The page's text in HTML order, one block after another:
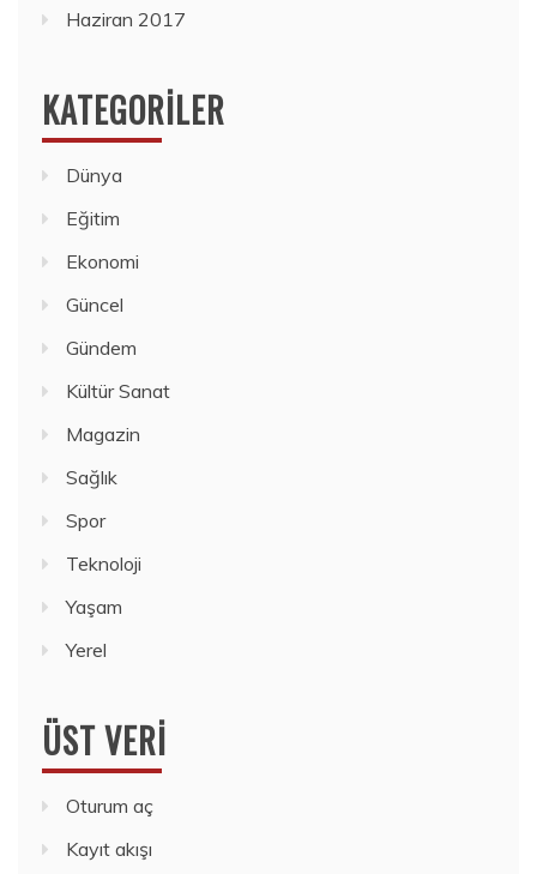
Haziran 2017
KATEGORILER
Dünya
Eğitim
Ekonomi
Güncel
Gündem
Kültür Sanat
Magazin
Sağlık
Spor
Teknoloji
Yaşam
Yerel
ÜST VERI
Oturum aç
Kayıt akışı